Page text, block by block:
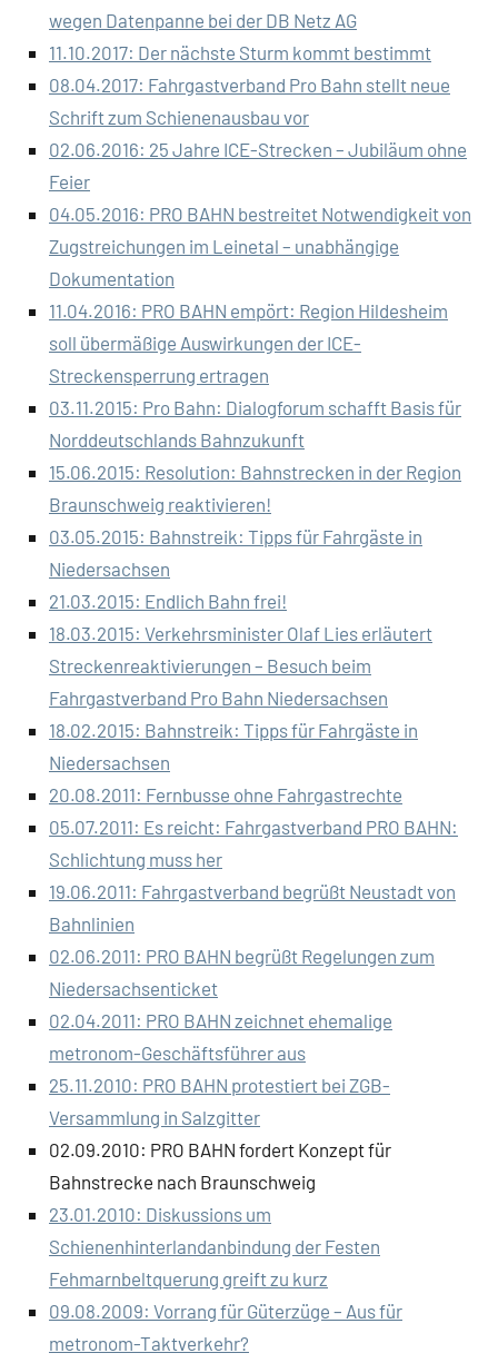
wegen Datenpanne bei der DB Netz AG
11.10.2017: Der nächste Sturm kommt bestimmt
08.04.2017: Fahrgastverband Pro Bahn stellt neue
Schrift zum Schienenausbau vor
02.06.2016: 25 Jahre ICE-Strecken – Jubiläum ohne
Feier
04.05.2016: PRO BAHN bestreitet Notwendigkeit von
Zugstreichungen im Leinetal – unabhängige
Dokumentation
11.04.2016: PRO BAHN empört: Region Hildesheim
soll übermäßige Auswirkungen der ICE-
Streckensperrung ertragen
03.11.2015: Pro Bahn: Dialogforum schafft Basis für
Norddeutschlands Bahnzukunft
15.06.2015: Resolution: Bahnstrecken in der Region
Braunschweig reaktivieren!
03.05.2015: Bahnstreik: Tipps für Fahrgäste in
Niedersachsen
21.03.2015: Endlich Bahn frei!
18.03.2015: Verkehrsminister Olaf Lies erläutert
Streckenreaktivierungen – Besuch beim
Fahrgastverband Pro Bahn Niedersachsen
18.02.2015: Bahnstreik: Tipps für Fahrgäste in
Niedersachsen
20.08.2011: Fernbusse ohne Fahrgastrechte
05.07.2011: Es reicht: Fahrgastverband PRO BAHN:
Schlichtung muss her
19.06.2011: Fahrgastverband begrüßt Neustadt von
Bahnlinien
02.06.2011: PRO BAHN begrüßt Regelungen zum
Niedersachsenticket
02.04.2011: PRO BAHN zeichnet ehemalige
metronom-Geschäftsführer aus
25.11.2010: PRO BAHN protestiert bei ZGB-
Versammlung in Salzgitter
02.09.2010: PRO BAHN fordert Konzept für
Bahnstrecke nach Braunschweig
23.01.2010: Diskussions um
Schienenhinterlandanbindung der Festen
Fehmarnbeltquerung greift zu kurz
09.08.2009: Vorrang für Güterzüge – Aus für
metronom-Taktverkehr?